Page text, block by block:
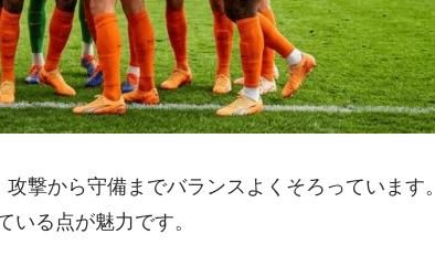
撃から守備までバランスよくそろっています。
る点が魅力です。